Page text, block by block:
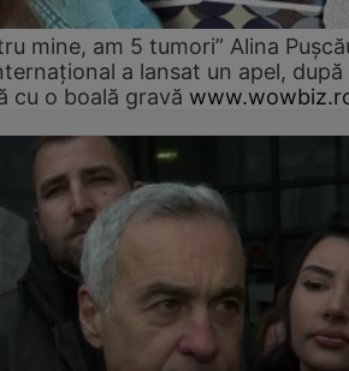
mine, am 5 tumori” Alina
a lansat un apel, după
cu o boală gravă